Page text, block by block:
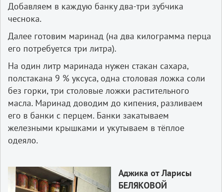
Добавляем в каждую банку два-три зубчика
чеснока.
Далее готовим маринад (на два килограмма перца
его потребуется три литра).
На один литр маринада нужен стакан сахара,
полстакана 9 % уксуса, одна столовая ложка соли
без горки, три столовые ложки растительного
масла. Маринад доводим до кипения, разливаем
его в банки с перцем. Банки закатываем
железными крышками и укутываем в тёплое
одеяло.
Аджика от Ларисы
БЕЛЯКОВОЙ